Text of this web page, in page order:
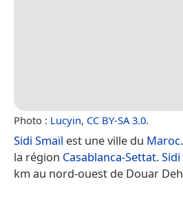
Photo : Lucyin, CC BY-SA 3.0.
Sidi Smaïl est une ville du Maroc
la région Casablanca-Settat.Sidi
km au nord-ouest de Douar